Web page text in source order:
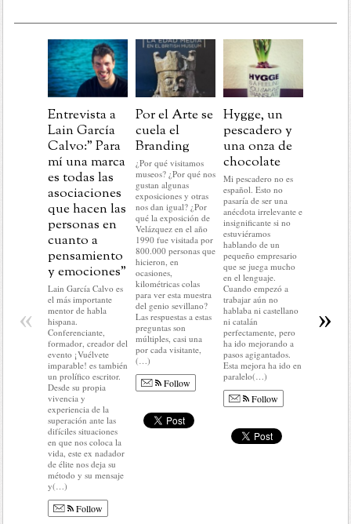
Entrevista a
Lain García
Calvo:” Para
mí una marca
es todas las
asociaciones
que hacen las
personas en
cuanto a
pensamiento
y emociones”
Lain García Calvo es
el más importante
mentor de habla
hispana.
Conferenciante,
formador, creador del
evento ¡Vuélvete
imparable! es también
un prolífico escritor.
Desde su propia
vivencia y
experiencia de la
superación ante las
difíciles situaciones
en que nos coloca la
vida, este ex nadador
de élite nos deja su
método y su mensaje
y(…)
Follow
Por el Arte se
cuela el
Branding
¿Por qué visitamos
museos? ¿Por qué nos
gustan algunas
exposiciones y otras
nos dan igual? ¿Por
qué la exposición de
Velázquez en el año
1990 fue visitada por
800.000 personas que
hicieron, en
ocasiones,
kilométricas colas
para ver esta muestra
del genio sevillano?
Las respuestas a estas
preguntas son
múltiples, casi una
por cada visitante,
(…)
Follow
Hygge, un
pescadero y
una onza de
chocolate
Mi pescadero no es
español. Esto no
pasaría de ser una
anécdota irrelevante e
insignificante si no
estuviéramos
hablando de un
pequeño empresario
que se juega mucho
en el lenguaje.
Cuando empezó a
trabajar aún no
hablaba ni castellano
ni catalán
perfectamente, pero
ha ido mejorando a
pasos agigantados.
Esta mejora ha ido en
paralelo(…)
Follow
llegar.
no voy a
« »